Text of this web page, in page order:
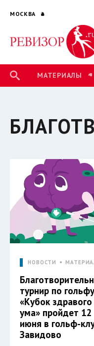
МОСКВА
МАТЕРИАЛЫ
НОВОСТИ
турнир по гольфу
«Кубок здравого
ума» пройдет 12
июня в гольф-
Завидово